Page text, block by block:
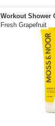
Workout Shower
Fresh Grapefruit